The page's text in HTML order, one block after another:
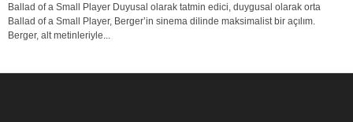
Ballad of a Small Player Duyusal olarak tatmin edici, duygusal olarak orta
Ballad of a Small Player, Berger’in sinema dilinde maksimalist bir açılım.
Berger, alt metinleriyle...